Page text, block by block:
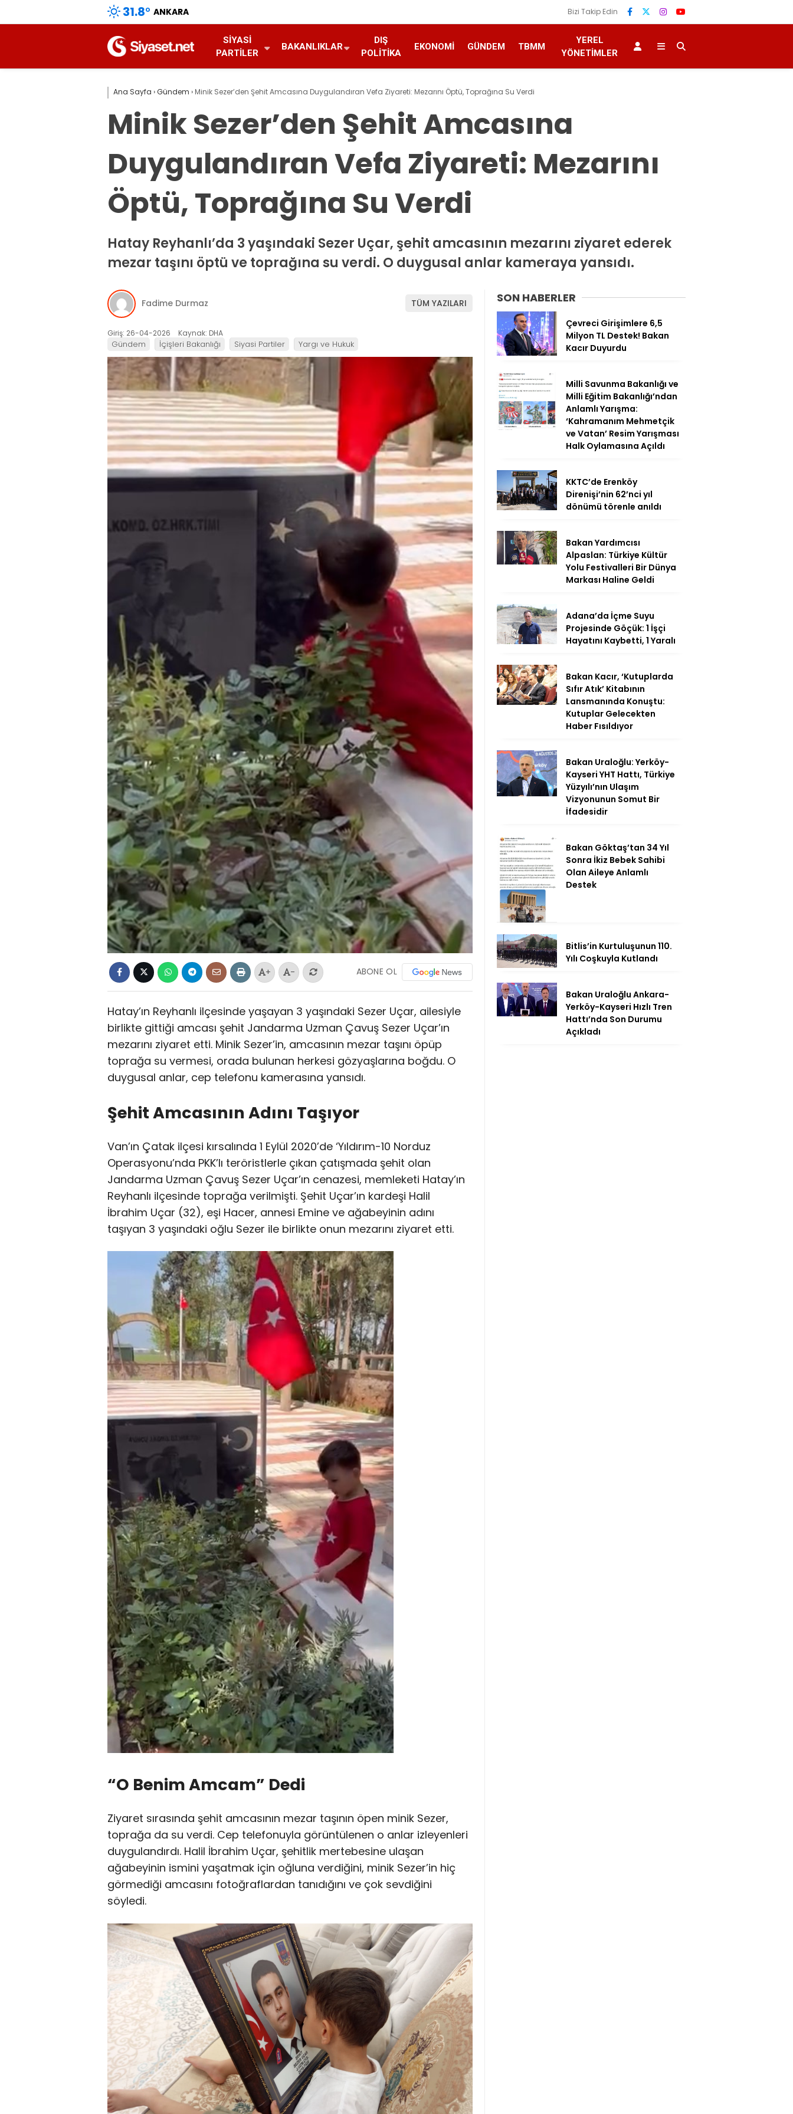
31.8° ANKARA Bizi Takip Edin
SIYASI
PARTILER
BAKANLIKLAR
DIŞ
POLITIKA
EKONOMI GÜNDEM TBMM
YEREL
YÖNETIMLER
Ana Sayfa ›Gündem › Minik Sezer’den Şehit Amcasına Duygulandıran Vefa Ziyareti: Mezarını Öptü, Toprağına Su Verdi
Minik Sezer’den Şehit Amcasına
Duygulandıran Vefa Ziyareti: Mezarını
Öptü, Toprağına Su Verdi
Hatay Reyhanlı’da 3 yaşındaki Sezer Uçar, şehit amcasının mezarını ziyaret ederek
mezar taşını öptü ve toprağına su verdi. O duygusal anlar kameraya yansıdı.
Fadime Durmaz TÜM YAZILARI
Giriş: 26-04-2026 Kaynak: DHA
Gündem İçişleri Bakanlığı Siyasi Partiler Yargı ve Hukuk
+ - ABONE OL
Hatay’ın Reyhanlı ilçesinde yaşayan 3 yaşındaki Sezer Uçar, ailesiyle
birlikte gittiği amcası şehit Jandarma Uzman Çavuş Sezer Uçar’ın
mezarını ziyaret etti. Minik Sezer’in, amcasının mezar taşını öpüp
toprağa su vermesi, orada bulunan herkesi gözyaşlarına boğdu. O
duygusal anlar, cep telefonu kamerasına yansıdı.
Şehit Amcasının Adını Taşıyor
Van’ın Çatak ilçesi kırsalında 1 Eylül 2020’de ‘Yıldırım-10 Norduz
Operasyonu’nda PKK’lı teröristlerle çıkan çatışmada şehit olan
Jandarma Uzman Çavuş Sezer Uçar’ın cenazesi, memleketi Hatay’ın
Reyhanlı ilçesinde toprağa verilmişti. Şehit Uçar’ın kardeşi Halil
İbrahim Uçar (32), eşi Hacer, annesi Emine ve ağabeyinin adını
taşıyan 3 yaşındaki oğlu Sezer ile birlikte onun mezarını ziyaret etti.
“O Benim Amcam” Dedi
Ziyaret sırasında şehit amcasının mezar taşının öpen minik Sezer,
toprağa da su verdi. Cep telefonuyla görüntülenen o anlar izleyenleri
duygulandırdı. Halil İbrahim Uçar, şehitlik mertebesine ulaşan
ağabeyinin ismini yaşatmak için oğluna verdiğini, minik Sezer’in hiç
görmediği amcasını fotoğraflardan tanıdığını ve çok sevdiğini
söyledi.
SON HABERLER
Çevreci Girişimlere 6,5
Milyon TL Destek! Bakan
Kacır Duyurdu
Milli Savunma Bakanlığı ve
Milli Eğitim Bakanlığı’ndan
Anlamlı Yarışma:
‘Kahramanım Mehmetçik
ve Vatan’ Resim Yarışması
Halk Oylamasına Açıldı
KKTC’de Erenköy
Direnişi’nin 62’nci yıl
dönümü törenle anıldı
Bakan Yardımcısı
Alpaslan: Türkiye Kültür
Yolu Festivalleri Bir Dünya
Markası Haline Geldi
Adana’da İçme Suyu
Projesinde Göçük: 1 İşçi
Hayatını Kaybetti, 1 Yaralı
Bakan Kacır, ‘Kutuplarda
Sıfır Atık’ Kitabının
Lansmanında Konuştu:
Kutuplar Gelecekten
Haber Fısıldıyor
Bakan Uraloğlu: Yerköy-
Kayseri YHT Hattı, Türkiye
Yüzyılı’nın Ulaşım
Vizyonunun Somut Bir
İfadesidir
Bakan Göktaş’tan 34 Yıl
Sonra İkiz Bebek Sahibi
Olan Aileye Anlamlı
Destek
Bitlis’in Kurtuluşunun 110.
Yılı Coşkuyla Kutlandı
Bakan Uraloğlu Ankara-
Yerköy-Kayseri Hızlı Tren
Hattı’nda Son Durumu
Açıkladı